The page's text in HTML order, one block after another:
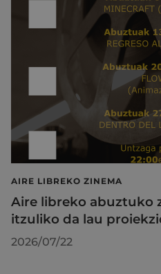
AIRE LIBREKO ZINEMA
Aire libreko abuztuko
itzuliko da lau
2026/07/22